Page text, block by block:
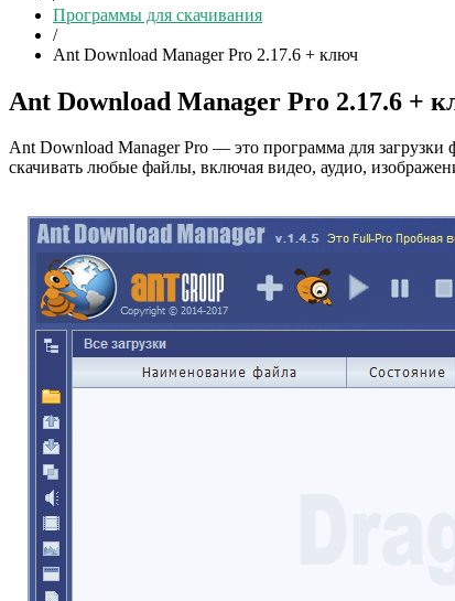
Программы для скачивания
/
Ant Download Manager Pro 2.17.6 + ключ
Ant Download Manager Pro 2.17.6 +
Ant Download Manager Pro — это программа для
скачивать любые файлы, включая видео, аудио,